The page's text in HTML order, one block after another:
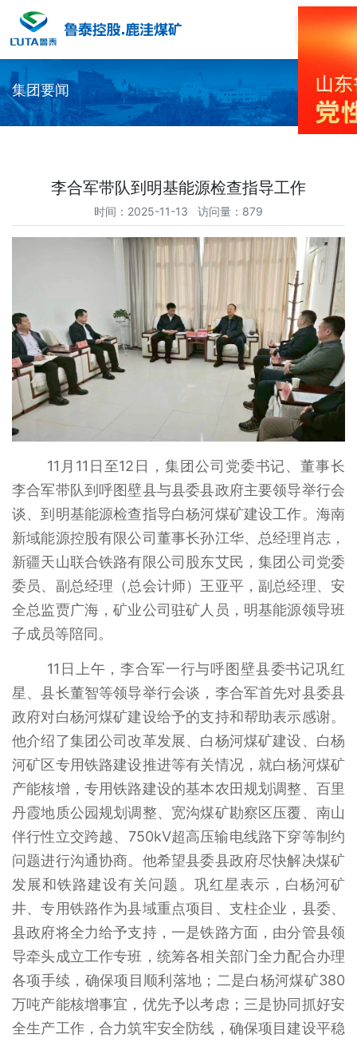
集团要闻
李合军带队到明基能源检查指导工作
时间：2025-11-13 访问量：879
11月11日至12日，集团公司党委书记、董事长
李合军带队到呼图壁县与县委县政府主要领导举行会
谈、到明基能源检查指导白杨河煤矿建设工作。海南
新域能源控股有限公司董事长孙江华、总经理肖志，
新疆天山联合铁路有限公司股东艾民，集团公司党委
委员、副总经理（总会计师）王亚平，副总经理、安
全总监贾广海，矿业公司驻矿人员，明基能源领导班
子成员等陪同。
11日上午，李合军一行与呼图壁县委书记巩红
星、县长董智等领导举行会谈，李合军首先对县委县
政府对白杨河煤矿建设给予的支持和帮助表示感谢。
他介绍了集团公司改革发展、白杨河煤矿建设、白杨
河矿区专用铁路建设推进等有关情况，就白杨河煤矿
产能核增，专用铁路建设的基本农田规划调整、百里
丹霞地质公园规划调整、宽沟煤矿勘察区压覆、南山
伴行性立交跨越、750kV超高压输电线路下穿等制约
问题进行沟通协商。他希望县委县政府尽快解决煤矿
发展和铁路建设有关问题。巩红星表示，白杨河矿
井、专用铁路作为县域重点项目、支柱企业，县委、
县政府将全力给予支持，一是铁路方面，由分管县领
导牵头成立工作专班，统筹各相关部门全力配合办理
各项手续，确保项目顺利落地；二是白杨河煤矿380
万吨产能核增事宜，优先予以考虑；三是协同抓好安
全生产工作，合力筑牢安全防线，确保项目建设平稳